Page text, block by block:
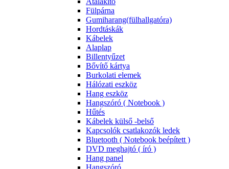
Fülpárna
Gumiharang(fülhallgatóra)
Hordtáskák
Kábelek
Alaplap
Billentyűzet
Bővítő kártya
Burkolati elemek
Hálózati eszköz
Hang eszköz
Hangszóró ( Notebook )
Hűtés
Kábelek külső -belső
Kapcsolók csatlakozók ledek
Bluetooth ( Notebook beépített )
DVD meghajtó ( író )
Hang panel
Hangszóró